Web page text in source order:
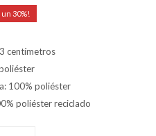
30
centímetros
100% poliéster
poliéster reciclado